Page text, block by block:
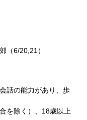
（6/20,21）
話の能力があり、歩
を除く）、18歳以上